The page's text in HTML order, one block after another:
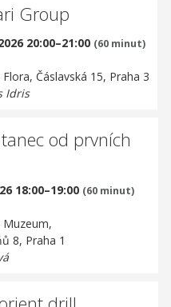
Group
20:00–21:00 (60 minut)
Čáslavská 15, Praha 3
Idris
od prvních
18:00–19:00 (60 minut)
8, Praha 1